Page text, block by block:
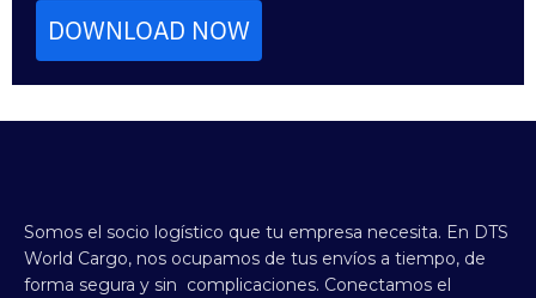
DOWNLOAD NOW
Somos el socio logístico que tu empresa necesita. En DTS
World Cargo, nos ocupamos de tus envíos a tiempo, de
forma segura y sin complicaciones. Conectamos el